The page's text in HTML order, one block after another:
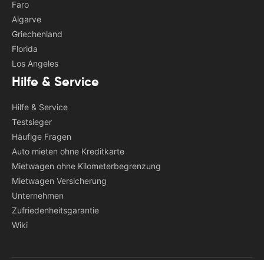
Faro
Algarve
Griechenland
Florida
Los Angeles
Hilfe & Service
Hilfe & Service
Testsieger
Häufige Fragen
Auto mieten ohne Kreditkarte
Mietwagen ohne Kilometerbegrenzung
Mietwagen Versicherung
Unternehmen
Zufriedenheitsgarantie
Wiki